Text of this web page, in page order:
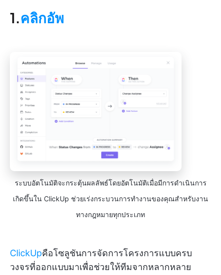
1.คลิกอัพ
ระบบอัตโนมัติจะกระตุ้นผลลัพธ์โดยอัตโนมัติเมื่อมีการดำเนินการ
เกิดขึ้นใน ClickUp ช่วยเร่งกระบวนการทำงานของคุณสำหรับงาน
ทางกฎหมายทุกประเภท
ClickUpคือโซลูชันการจัดการโครงการแบบครบ
วงจรที่ออกแบบมาเพื่อช่วยให้ทีมจากหลากหลาย